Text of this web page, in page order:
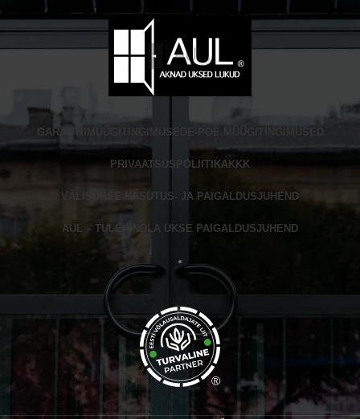
GARANTII MÜÜGITINGIMUSED
PRIVAATSUSPOLIITIKA KKK
VÄLISUKSE KASUTUS- JA PAIGALDUSJUHEND
AUL – TULEKINDLA UKSE PAIGALDUSJUHEND
®